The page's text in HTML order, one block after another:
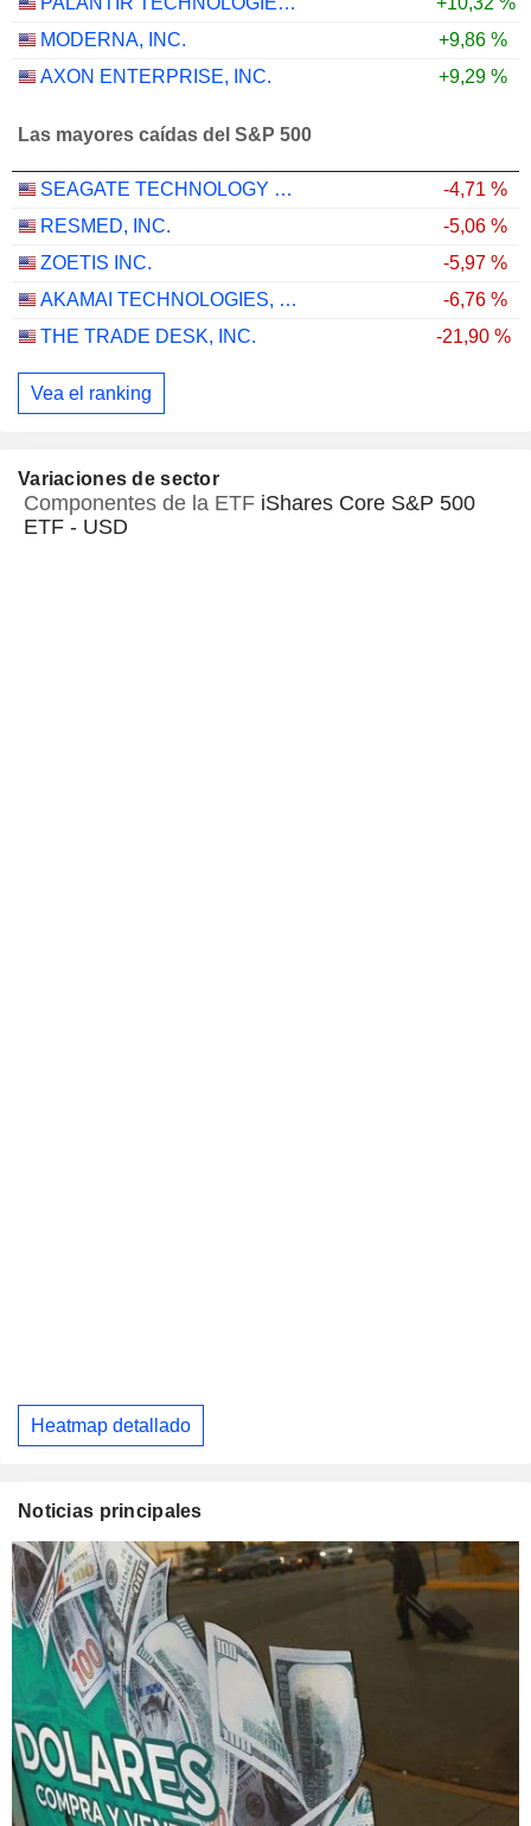
MODERNA, INC.
+9,86 %
AXON ENTERPRISE, INC.
+9,29 %
Las mayores caídas del S&P 500
SEAGATE TECHNOLOGY HOLDINGS PLC
-4,71 %
RESMED, INC.
-5,06 %
ZOETIS INC.
-5,97 %
AKAMAI TECHNOLOGIES, INC.
-6,76 %
THE TRADE DESK, INC.
-21,90 %
Vea el ranking
Variaciones de sector
Componentes de la ETF iShares Core S&P 500
ETF - USD
Heatmap detallado
Noticias principales